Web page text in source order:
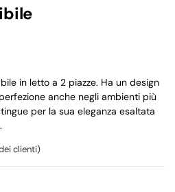
in letto a 2 piazze. Ha un design
anche negli ambienti più
per la sua eleganza esaltata
clienti)